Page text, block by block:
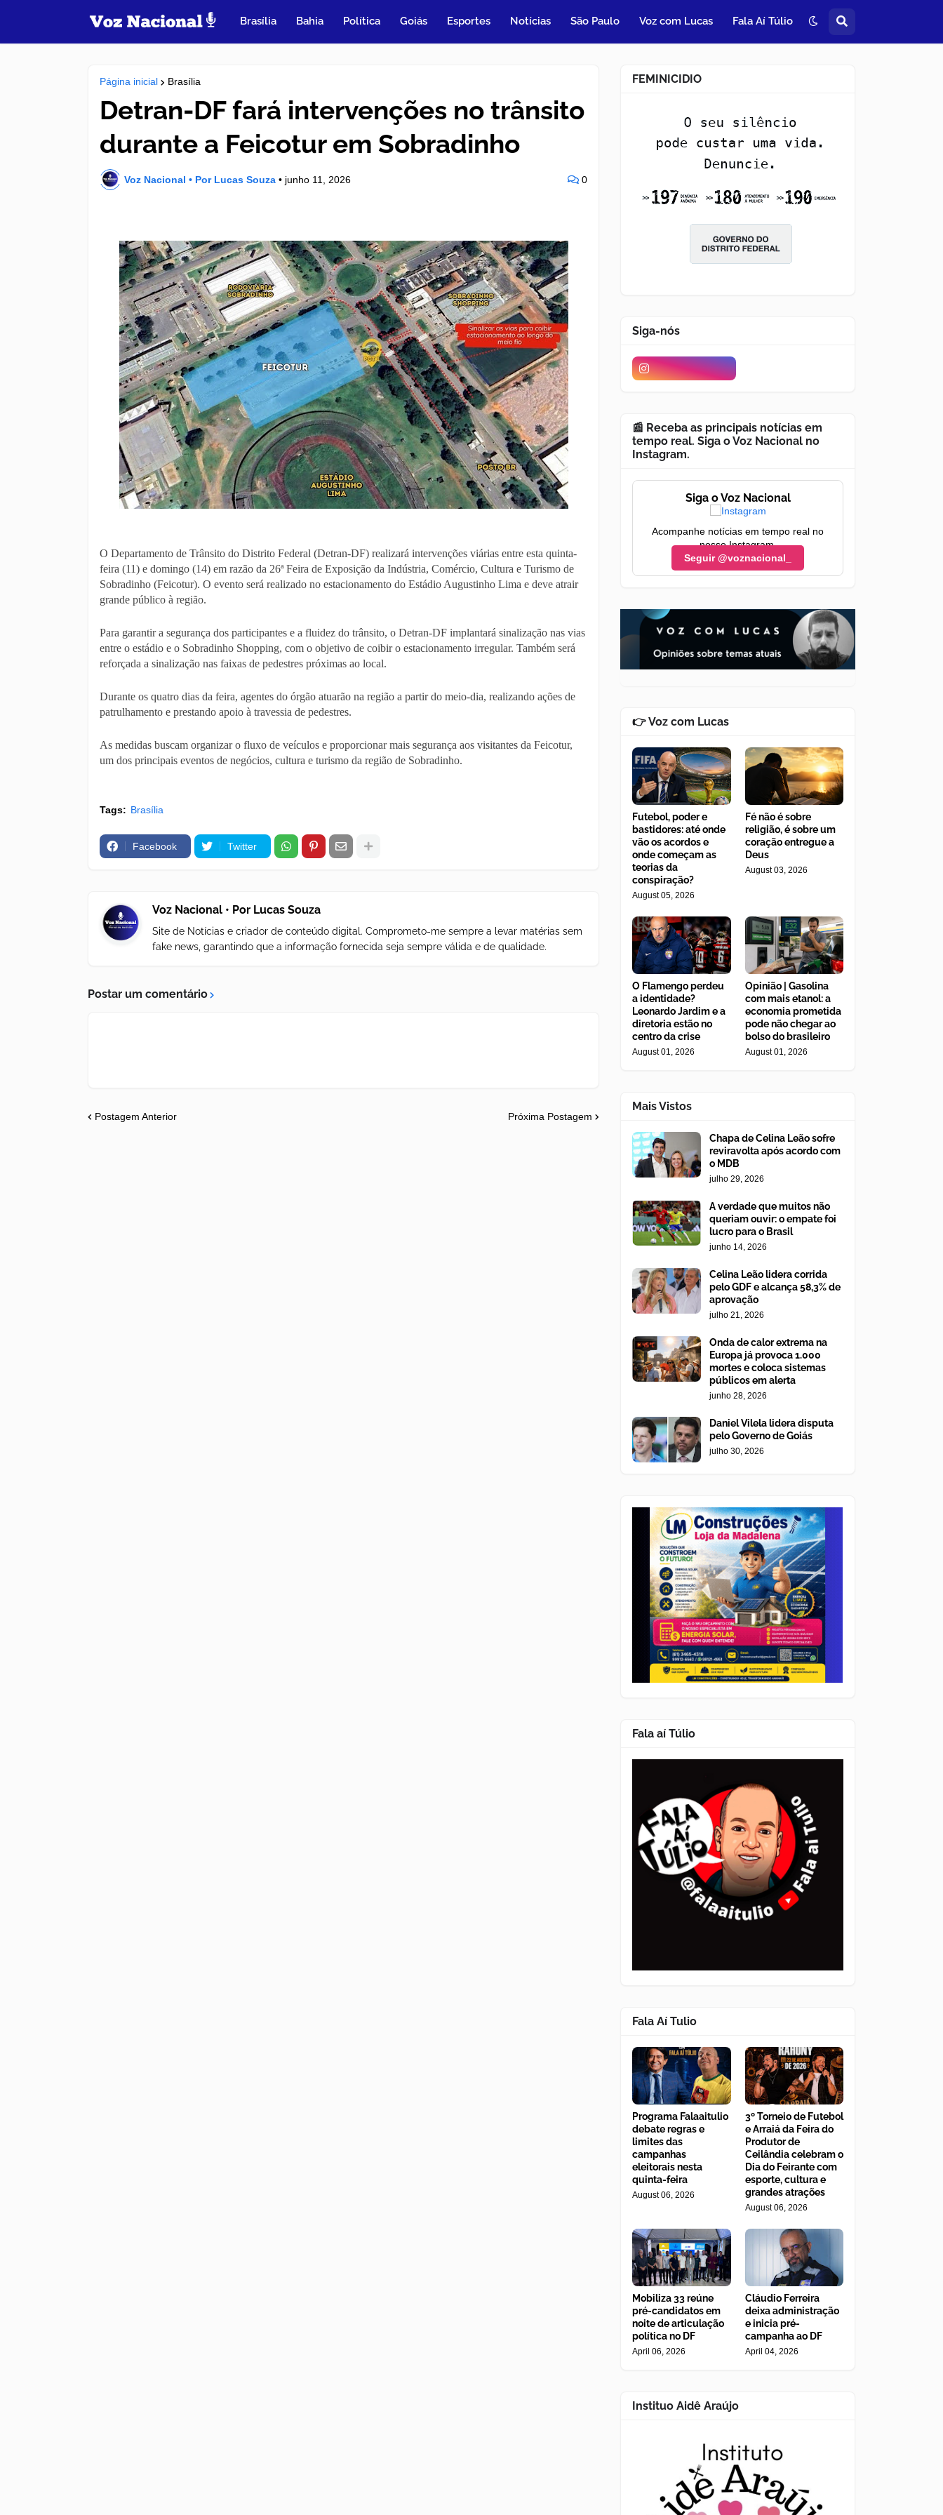
Brasília Bahia Política Goiás Esportes Notícias São Paulo Voz com Lucas Fala Aí Túlio
Página inicial Brasília
Detran-DF fará intervenções no trânsito
durante a Feicotur em Sobradinho
Voz Nacional • Por Lucas Souza • junho 11, 2026 0
O Departamento de Trânsito do Distrito Federal (Detran-DF) realizará intervenções viárias entre esta quinta-
feira (11) e domingo (14) em razão da 26ª Feira de Exposição da Indústria, Comércio, Cultura e Turismo de
Sobradinho (Feicotur). O evento será realizado no estacionamento do Estádio Augustinho Lima e deve atrair
grande público à região.
Para garantir a segurança dos participantes e a fluidez do trânsito, o Detran-DF implantará sinalização nas vias
entre o estádio e o Sobradinho Shopping, com o objetivo de coibir o estacionamento irregular. Também será
reforçada a sinalização nas faixas de pedestres próximas ao local.
Durante os quatro dias da feira, agentes do órgão atuarão na região a partir do meio-dia, realizando ações de
patrulhamento e prestando apoio à travessia de pedestres.
As medidas buscam organizar o fluxo de veículos e proporcionar mais segurança aos visitantes da Feicotur,
um dos principais eventos de negócios, cultura e turismo da região de Sobradinho.
Tags: Brasília
Facebook Twitter
Voz Nacional • Por Lucas Souza
Site de Notícias e criador de conteúdo digital. Comprometo-me sempre a levar matérias sem
fake news, garantindo que a informação fornecida seja sempre válida e de qualidade.
Postar um comentário
Postagem Anterior Próxima Postagem
FEMINICIDIO
Siga-nós
📰 Receba as principais notícias em
tempo real. Siga o Voz Nacional no
Instagram.
Siga o Voz Nacional
Acompanhe notícias em tempo real no
nosso Instagram.
Seguir @voznacional_
👉 Voz com Lucas
Futebol, poder e
bastidores: até onde
vão os acordos e
onde começam as
teorias da
conspiração?
August 05, 2026
Fé não é sobre
religião, é sobre um
coração entregue a
Deus
August 03, 2026
O Flamengo perdeu
a identidade?
Leonardo Jardim e a
diretoria estão no
centro da crise
August 01, 2026
Opinião | Gasolina
com mais etanol: a
economia prometida
pode não chegar ao
bolso do brasileiro
August 01, 2026
Mais Vistos
Chapa de Celina Leão sofre
reviravolta após acordo com
o MDB
julho 29, 2026
A verdade que muitos não
queriam ouvir: o empate foi
lucro para o Brasil
junho 14, 2026
Celina Leão lidera corrida
pelo GDF e alcança 58,3% de
aprovação
julho 21, 2026
Onda de calor extrema na
Europa já provoca 1.000
mortes e coloca sistemas
públicos em alerta
junho 28, 2026
Daniel Vilela lidera disputa
pelo Governo de Goiás
julho 30, 2026
Fala aí Túlio
Fala Aí Tulio
Programa Falaaitulio
debate regras e
limites das
campanhas
eleitorais nesta
quinta-feira
August 06, 2026
3º Torneio de Futebol
e Arraiá da Feira do
Produtor de
Ceilândia celebram o
Dia do Feirante com
esporte, cultura e
grandes atrações
August 06, 2026
Mobiliza 33 reúne
pré-candidatos em
noite de articulação
política no DF
April 06, 2026
Cláudio Ferreira
deixa administração
e inicia pré-
campanha ao DF
April 04, 2026
Instituo Aidê Araújo